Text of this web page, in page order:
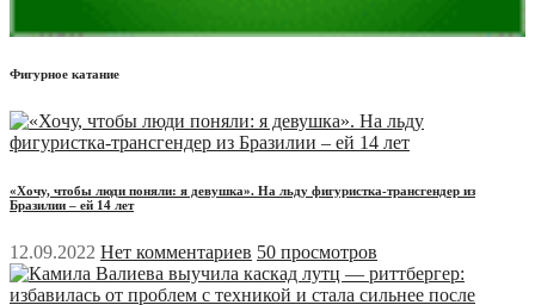
Фигурное катание
«Хочу, чтобы люди поняли: я девушка». На льду фигуристка-трансгендер из
Бразилии – ей 14 лет
12.09.2022 Нет комментариев 50 просмотров